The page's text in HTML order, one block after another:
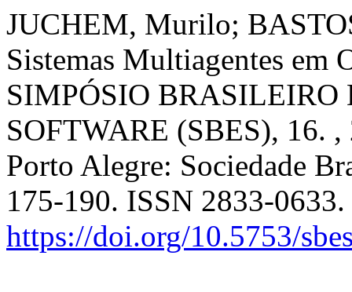
JUCHEM, Murilo;
Sistemas Multiagentes em
SIMPÓSIO
SOFTWARE (SBES), 16.
Porto Alegre: Sociedade
175-190. ISSN 2833-
https://doi.org/10.5753/